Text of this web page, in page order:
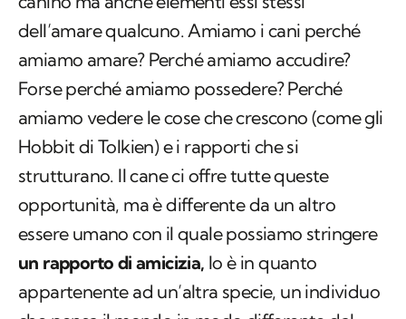
Forse perché amiamo possedere? Perché
amiamo vedere le cose che crescono (come gli
Hobbit di Tolkien) e i rapporti che si
strutturano. Il cane ci offre tutte queste
opportunità, ma è differente da un altro
essere umano con il quale possiamo stringere
un rapporto di amicizia,
lo è in quanto
appartenente ad un’altra specie, un individuo
che pensa il mondo in modo differente dal
nostro e non vede l’ora di raccontarcelo. Sta a
noi stare ad ascoltarlo, almeno ogni tanto.